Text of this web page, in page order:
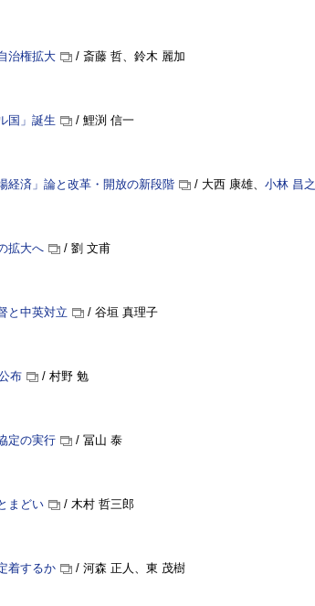
治権拡大
/ 斎藤 哲、鈴木 麗加
国」誕生
/ 鯉渕 信一
経済」論と改革・開放の新段階
/ 大西 康雄、 小林 昌之
拡大へ
/ 劉 文甫
と中英対立
/ 谷垣 真理子
布
/ 村野 勉
定の実行
/ 冨山 泰
まどい
/ 木村 哲三郎
着するか
/ 河森 正人、東 茂樹